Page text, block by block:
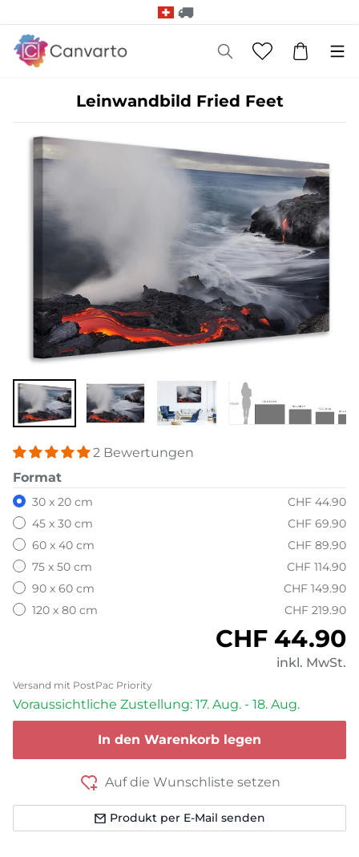
Leinwandbild Fried Feet
2 Bewertungen
Format
30 x 20 cm
CHF 44.90
45 x 30 cm
CHF 69.90
60 x 40 cm
CHF 89.90
75 x 50 cm
CHF 114.90
90 x 60 cm
CHF 149.90
120 x 80 cm
CHF 219.90
Normaler
CHF 44.90
inkl. MwSt.
Versand mit PostPac Priority
Voraussichtliche Zustellung: 17. Aug. - 18. Aug.
In den Warenkorb legen
Auf die Wunschliste setzen
Produkt per E-Mail senden